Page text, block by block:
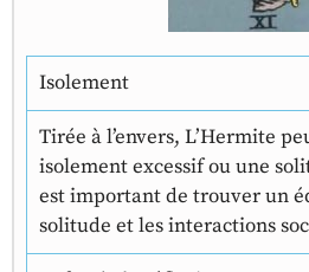
Isolement
Tirée à l’envers, L’Hermite
isolement excessif ou une
est important de trouver un
solitude et les interactions